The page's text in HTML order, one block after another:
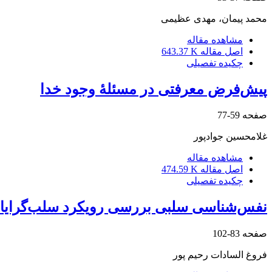
محمد پیمان، مهدی عظیمی
مشاهده مقاله
اصل مقاله 643.37 K
چکیده تفصیلی
پیش‌فرض معرفتی در مسئلۀ وجود خدا
صفحه 59-77
غلامحسین جوادپور
مشاهده مقاله
اصل مقاله 474.59 K
چکیده تفصیلی
نفس‌‌شناسی سلبی بررسی رویکرد
صفحه 83-102
فروغ السادات رحیم پور